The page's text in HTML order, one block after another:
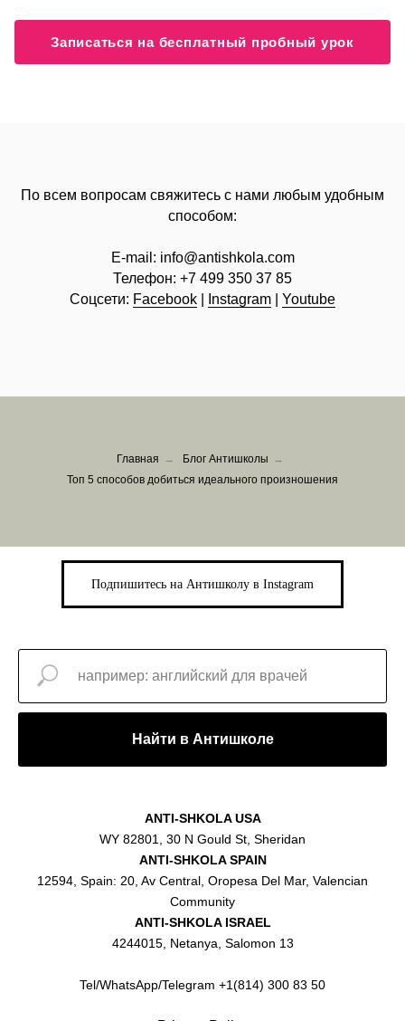
Записаться на бесплатный пробный урок
По всем вопросам свяжитесь с нами любым удобным
способом:
E-mail: info@antishkola.com
Телефон: +7 499 350 37 85
Соцсети: Facebook Instagram Youtube
Главная → Блог Антишколы →
Топ 5 способов добиться идеального произношения
Подпишитесь на Антишколу в Instagram
Найти в Антишколе
ANTI-SHKOLA USA
WY 82801, 30 N Gould St, Sheridan
ANTI-SHKOLA SPAIN
12594, Spain: 20, Av Central, Oropesa Del Mar, Valencian
Community
ANTI-SHKOLA ISRAEL
4244015, Netanya, Salomon 13
Tel/WhatsApp/Telegram +1(814) 300 83 50